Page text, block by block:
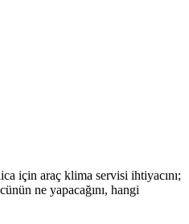
için araç klima servisi ihtiyacını;
ne yapacağını, hangi